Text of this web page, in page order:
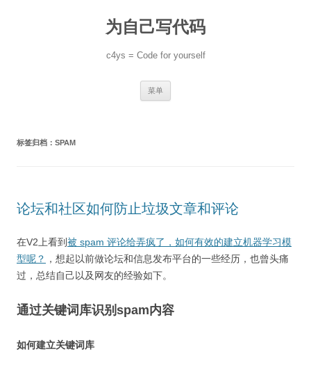
为自己写代码
c4ys = Code for yourself
菜单
标签归档： SPAM
论坛和社区如何防止垃圾文章和评论
在V2上看到被 spam 评论给弄疯了，如何有效的建立机器学习模
型呢？ ，想起以前做论坛和信息发布平台的一些经历，也曾头痛
过，总结自己以及网友的经验如下。
通过关键词库识别spam内容
如何建立关键词库